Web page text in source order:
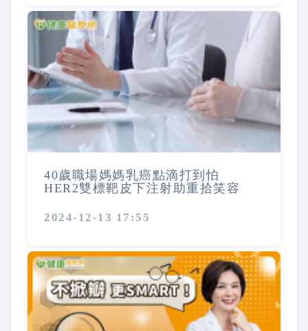
40歲職場媽媽乳癌點滴打到怕
HER2雙標靶皮下注射助重拾笑容
2024-12-13 17:55